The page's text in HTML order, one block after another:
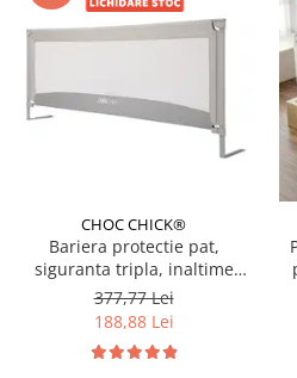
CHOC CHICK®
Bariera protectie pat,
siguranta tripla, inaltime
ajustabila, 90 cm
377,77 Lei
188,88 Lei